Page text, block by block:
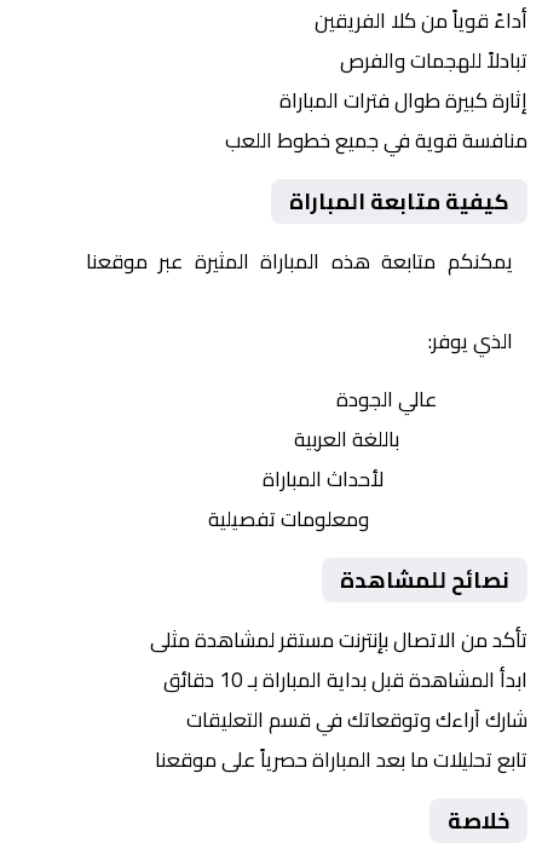
أداءً قوياً من كلا الفريقين
تبادلاً للهجمات والفرص
إثارة كبيرة طوال فترات المباراة
منافسة قوية في جميع خطوط اللعب
كيفية متابعة المباراة
يمكنكم متابعة هذه المباراة المثيرة عبر موقعنا
الذي يوفر:
عالي الجودة
باللغة العربية
لأحداث المباراة
ومعلومات تفصيلية
نصائح للمشاهدة
تأكد من الاتصال بإنترنت مستقر لمشاهدة مثلى
ابدأ المشاهدة قبل بداية المباراة بـ 10 دقائق
شارك آراءك وتوقعاتك في قسم التعليقات
تابع تحليلات ما بعد المباراة حصرياً على موقعنا
خلاصة